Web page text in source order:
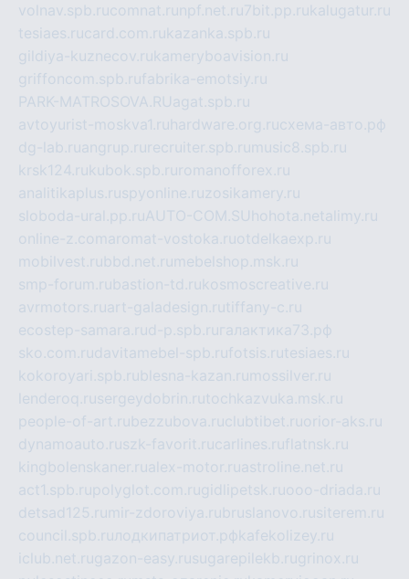
volnav.spb.rucomnat.ru npf.net.ru7bit.pp.rukalugatur.ru
tesiaes.rucard.com.rukazanka.spb.ru
gildiya-kuznecov.rukameryboavision.ru
griffoncom.spb.rufabrika-emotsiy.ru
PARK-MATROSOVA.RUagat.spb.ru
avtoyurist-moskva1.ru hardware.org.ruсхема-авто.рф
dg-lab.ruangrup.ru recruiter.spb.ru music8.spb.ru
krsk124.rukubok.spb.ru romanofforex.ru
analitikaplus.ruspyonline.ruzosikamery.ru
sloboda-ural.pp.ruAUTO-COM.SU hohota.netalimy.ru
online-z.comaromat-vostoka.ruotdelkaexp.ru
mobilvest.rubbd.net.ru mebelshop.msk.ru
smp-forum.rubastion-td.rukosmoscreative.ru
avrmotors.ruart-galadesign.rutiffany-c.ru
ecostep-samara.rud-p.spb.ru галактика73.рф
sko.com.rudavitamebel-spb.rufotsis.rutesiaes.ru
kokoroyari.spb.rublesna-kazan.ru mossilver.ru
lenderoq.rusergeydobrin.rutochkazvuka.msk.ru
people-of-art.rubezzubova.ruclubtibet.ruorior-aks.ru
dynamoauto.ruszk-favorit.rucarlines.ruflatnsk.ru
kingbolenskaner.rualex-motor.ruastroline.net.ru
act1.spb.rupolyglot.com.rugidlipetsk.ruooo-driada.ru
detsad125.ru mir-zdoroviya.rubruslanovo.rusiterem.ru
council.spb.ruлодкипатриот.рфkafekolizey.ru
iclub.net.rugazon-easy.rusugarepilekb.rugrinox.ru